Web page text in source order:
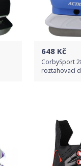
648 Kč
CorbySport
roztahovací